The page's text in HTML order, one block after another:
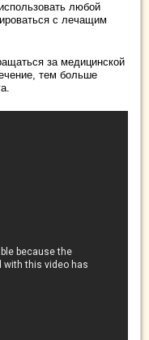
любой
с лечащим
за медицинской
тем больше